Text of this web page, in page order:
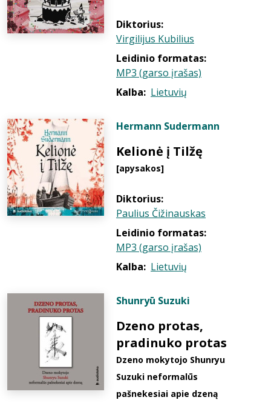
Diktorius:
Virgilijus Kubilius
Leidinio formatas:
MP3 (garso įrašas)
Kalba: Lietuvių
Hermann Sudermann
Kelionė į Tilžę
[apysakos]
Diktorius:
Paulius Čižinauskas
Leidinio formatas:
MP3 (garso įrašas)
Kalba: Lietuvių
Shunryū Suzuki
Dzeno protas,
pradinuko protas
Dzeno mokytojo Shunryu
Suzuki neformalūs
pašnekesiai apie dzeną